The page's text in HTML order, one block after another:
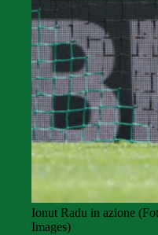
Ionut Radu in azione
Images)